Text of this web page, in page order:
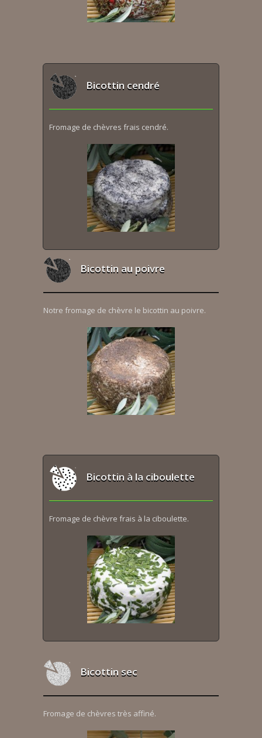
Bicottin cendré
Fromage de chèvres frais cendré.
Bicottin au poivre
Notre fromage de chèvre le bicottin au poivre.
Bicottin à la ciboulette
Fromage de chèvre frais à la ciboulette.
Bicottin sec
Fromage de chèvres très affiné.